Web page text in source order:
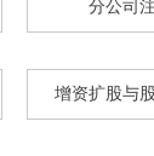
分公司
增资扩股与